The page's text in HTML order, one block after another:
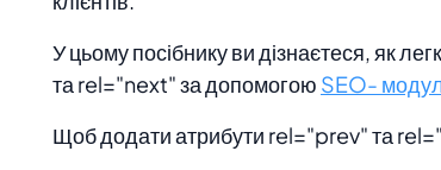
У цьому посібнику ви дізнаєтеся, як
та rel="next" за допомогою SEO-
Щоб додати атрибути rel="prev" та